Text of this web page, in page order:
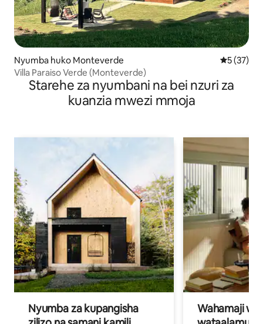
Nyumba huko Monteverde Ukadiriaji
5 (37)
Villa Paraiso Verde (Monteverde)
Starehe za nyumbani na bei nzuri za
kuanzia mwezi mmoja
Nyumba za kupangisha
Wahamaji